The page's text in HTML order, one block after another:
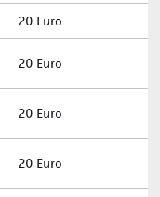
20 Euro
20 Euro
20 Euro
20 Euro